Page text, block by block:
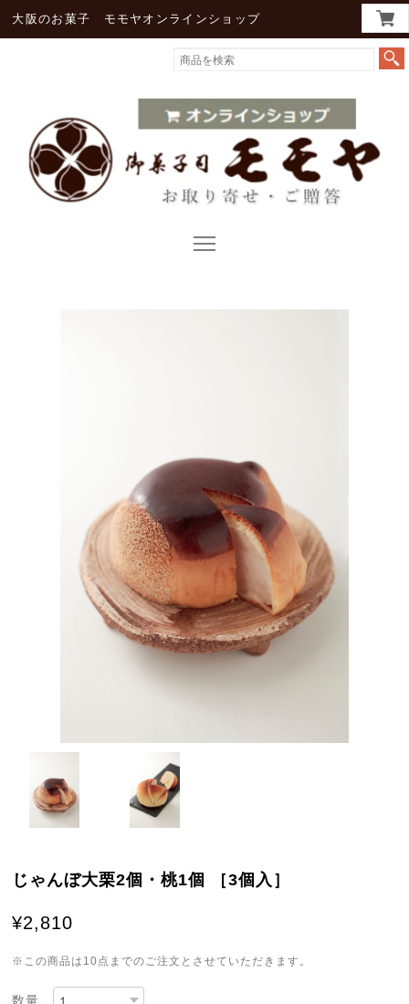
大阪のお菓子 モモヤオンラインショップ
じゃんぼ大栗2個・桃1個 ［3個入］
¥2,810
※この商品は10点までのご注文とさせていただきます。
数量